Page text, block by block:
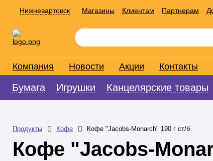
Нижневартовск Магазины Клиентам Партнерам
Компания Новости Акции Контакты
Бумага Игрушки Канцелярские товары
Продукты Кофе Кофе "Jacobs-Monarch" 190 г ст/б
Кофе "Jacobs-